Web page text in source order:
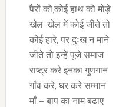
पैरों को,कोई हाथ को मोड़े
खेल-खेल में कोई जीते तो
कोई हारे, पर दुःख न माने
जीते तो इन्हें पूजे समाज
राष्ट्र करे इनका गुणगान
गाँव करे, घर करे सम्मान
माँ – बाप का नाम बढाए